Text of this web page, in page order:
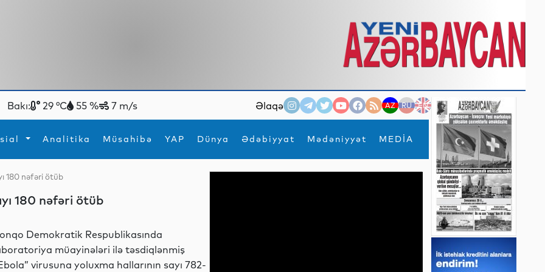
Bakı: 29 °C 55 % 7 m/s Əlaqə AZ RU EN
Analitika Müsahibə YAP Dünya Ədəbiyyat Mədəniyyət MEDİA
×
İdman Yeni texnologiyalar
180 nəfəri ötüb
180 nəfəri ötüb
Demokratik Respublikasında
müayinələri ilə təsdiqlənmiş
virusuna yoluxma hallarının sayı 782-